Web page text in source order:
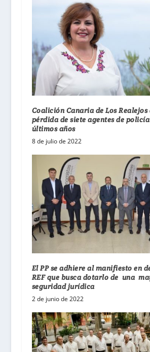
Coalición Canaria de Los
pérdida de siete agentes de
últimos años
8 de julio de 2022
El PP se adhiere al manifiesto en
REF que busca dotarlo de una
seguridad jurídica
2 de junio de 2022